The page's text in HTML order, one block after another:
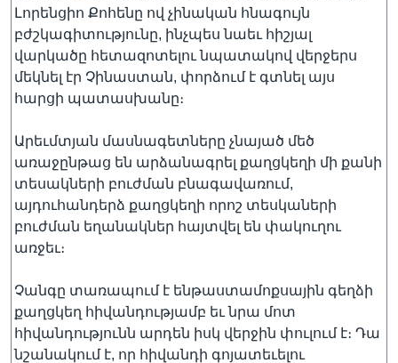
Լորենցիո Քոհենը ով չինական հնագույն
բժշկագիտությունը, ինչպես նաեւ հիշյալ
վարկածը հետազոտելու նպատակով վերջերս
մեկնել էր Չինաստան, փորձում է գտնել այս
հարցի պատասխանը։
Արեւմտյան մասնագետները չնայած մեծ
առաջընթաց են արձանագրել քաղցկեղի մի քանի
տեսակների բուժման բնագավառում,
այդուհանդերձ քաղցկեղի որոշ տեսկաների
բուժման եղանակներ հայտվել են փակուղու
առջեւ։
Չանգը տառապում է ենթաստամոքսային գեղձի
քաղցկեղ հիվանդությամբ եւ նրա մոտ
հիվանդությունն արդեն իսկ վերջին փուլում է։ Դա
նշանակում է, որ հիվանդի գոյատեւելու